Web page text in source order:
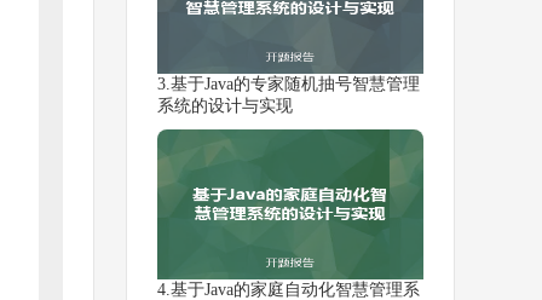
3.基于Java的专家随机抽号智慧管理
系统的设计与实现
4.基于Java的家庭自动化智慧管理系